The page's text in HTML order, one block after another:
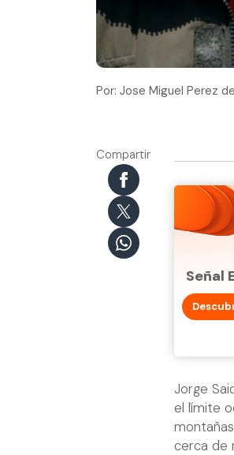
Por: Jose Miguel Perez
Compartir
Señal
Jorge
el límite
cerca de